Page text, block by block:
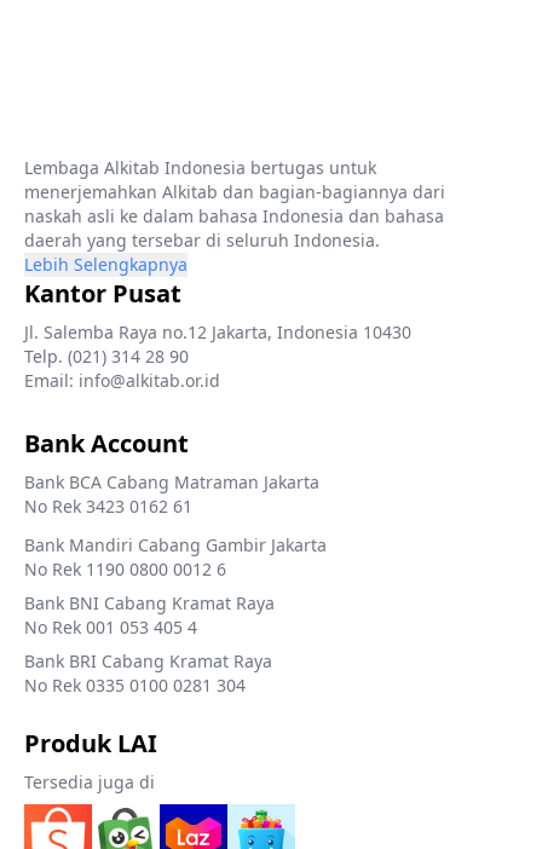
Lembaga Alkitab Indonesia bertugas untuk
menerjemahkan Alkitab dan bagian-bagiannya dari
naskah asli ke dalam bahasa Indonesia dan bahasa
daerah yang tersebar di seluruh Indonesia.
Lebih Selengkapnya
Kantor Pusat
Jl. Salemba Raya no.12 Jakarta, Indonesia 10430
Telp. (021) 314 28 90
Email: info@alkitab.or.id
Bank Account
Bank BCA Cabang Matraman Jakarta
No Rek 3423 0162 61
Bank Mandiri Cabang Gambir Jakarta
No Rek 1190 0800 0012 6
Bank BNI Cabang Kramat Raya
No Rek 001 053 405 4
Bank BRI Cabang Kramat Raya
No Rek 0335 0100 0281 304
Produk LAI
Tersedia juga di